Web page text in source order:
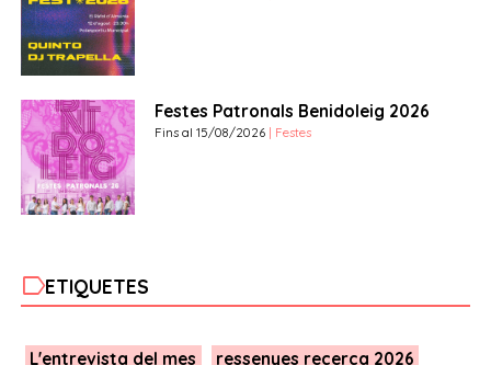
Festes Patronals Benidoleig 2026
Fins al 15/08/2026 | Festes
labelETIQUETES
L'entrevista del mes
ressenyes recerca 2026